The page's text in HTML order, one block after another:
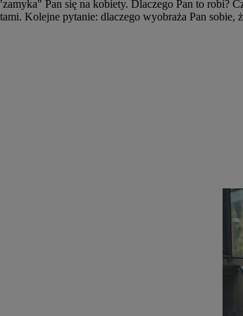
Pan się na kobiety. Dlaczego Pan to robi?
Kolejne pytanie: dlaczego wyobraża Pan